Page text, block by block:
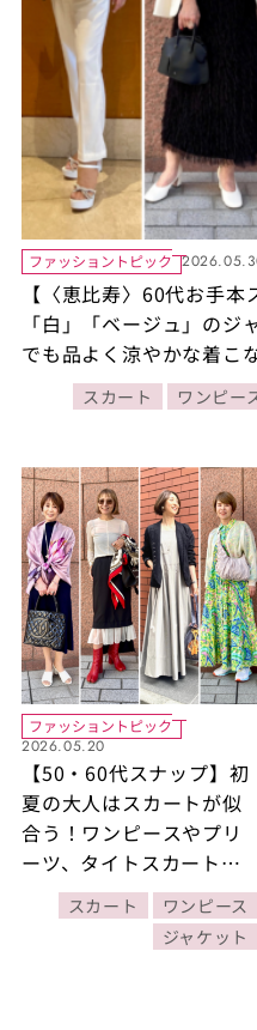
ファッショントピック
【〈恵比寿〉60代お手
「白」「ベージュ」の
でも品よく涼やかな着こ
スカート ワンピー
ファッショントピック
2026.05.20
【50・60代スナップ】初
夏の大人はスカートが似
合う！ワンピースやプリ
ーツ、タイトスカートで
女性らしく品よく
スカート
ワンピース
ジャケット